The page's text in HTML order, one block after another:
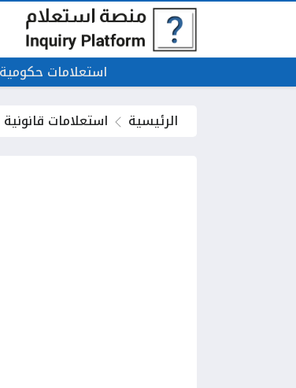
استعلامات حكومية
الرئيسية
استعلامات قانونية